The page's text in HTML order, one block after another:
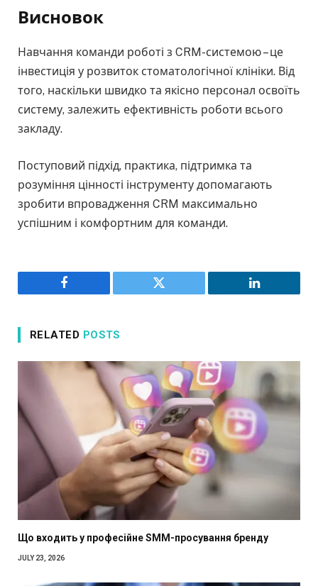
Висновок
Навчання команди роботі з CRM-системою – це
інвестиція у розвиток стоматологічної клініки. Від
того, наскільки швидко та якісно персонал освоїть
систему, залежить ефективність роботи всього
закладу.
Поступовий підхід, практика, підтримка та
розуміння цінності інструменту допомагають
зробити впровадження CRM максимально
успішним і комфортним для команди.
Facebook Twitter LinkedIn
RELATED POSTS
Що входить у професійне SMM-просування бренду
JULY 23, 2026